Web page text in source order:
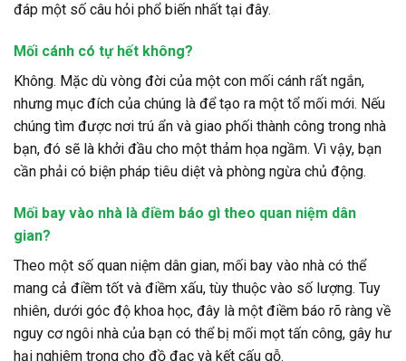
đáp một số câu hỏi phổ biến nhất tại đây.
Mối cánh có tự hết không?
Không. Mặc dù vòng đời của một con mối cánh rất ngắn,
nhưng mục đích của chúng là để tạo ra một tổ mối mới. Nếu
chúng tìm được nơi trú ẩn và giao phối thành công trong nhà
bạn, đó sẽ là khởi đầu cho một thảm họa ngầm. Vì vậy, bạn
cần phải có biện pháp tiêu diệt và phòng ngừa chủ động.
Mối bay vào nhà là điềm báo gì theo quan niệm dân
gian?
Theo một số quan niệm dân gian, mối bay vào nhà có thể
mang cả điềm tốt và điềm xấu, tùy thuộc vào số lượng. Tuy
nhiên, dưới góc độ khoa học, đây là một điềm báo rõ ràng về
nguy cơ ngôi nhà của bạn có thể bị mối mọt tấn công, gây hư
hại nghiêm trọng cho đồ đạc và kết cấu gỗ.